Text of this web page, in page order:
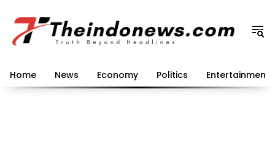
konten
Home News Economy Politics Entertainment